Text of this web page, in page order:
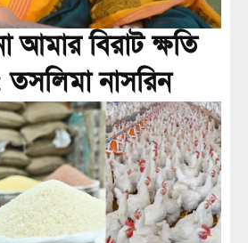
আমার বিরাট ক্ষতি
নাসরিন